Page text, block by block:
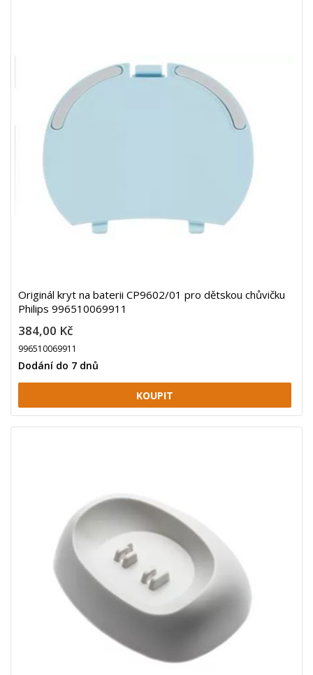
Originál kryt na baterii CP9602/01 pro dětskou chůvičku
Philips 996510069911
384,00 Kč
996510069911
Dodání do 7 dnů